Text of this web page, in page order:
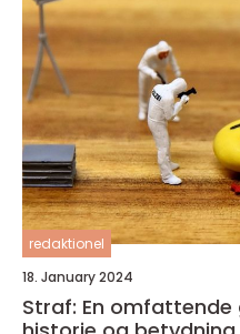
redaktionel
18. January 2024
Straf: En